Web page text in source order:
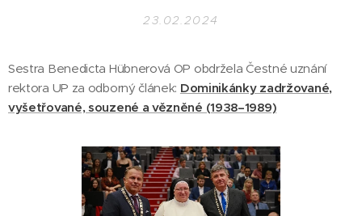
23.02.2024
Sestra Benedicta Hübnerová OP obdržela Čestné uznání
rektora UP za odborný článek: Dominikánky zadržované,
vyšetřované, souzené a vězněné (1938–1989)